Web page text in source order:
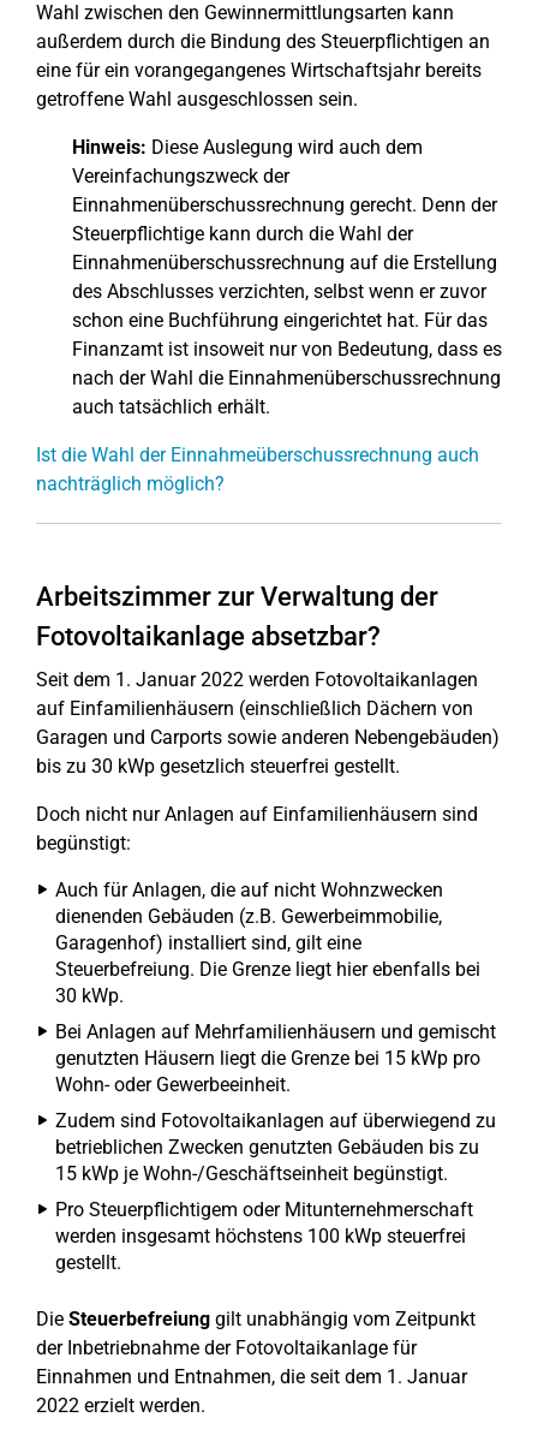
Wahl zwischen den Gewinnermittlungsarten kann
außerdem durch die Bindung des Steuerpflichtigen an
eine für ein vorangegangenes Wirtschaftsjahr bereits
getroffene Wahl ausgeschlossen sein.
Hinweis: Diese Auslegung wird auch dem
Vereinfachungszweck der
Einnahmenüberschussrechnung gerecht. Denn der
Steuerpflichtige kann durch die Wahl der
Einnahmenüberschussrechnung auf die Erstellung
des Abschlusses verzichten, selbst wenn er zuvor
schon eine Buchführung eingerichtet hat. Für das
Finanzamt ist insoweit nur von Bedeutung, dass es
nach der Wahl die Einnahmenüberschussrechnung
auch tatsächlich erhält.
Ist die Wahl der Einnahmeüberschussrechnung auch
nachträglich möglich?
Arbeitszimmer zur Verwaltung der
Fotovoltaikanlage absetzbar?
Seit dem 1. Januar 2022 werden Fotovoltaikanlagen
auf Einfamilienhäusern (einschließlich Dächern von
Garagen und Carports sowie anderen Nebengebäuden)
bis zu 30 kWp gesetzlich steuerfrei gestellt.
Doch nicht nur Anlagen auf Einfamilienhäusern sind
begünstigt:
Auch für Anlagen, die auf nicht Wohnzwecken
dienenden Gebäuden (z.B. Gewerbeimmobilie,
Garagenhof) installiert sind, gilt eine
Steuerbefreiung. Die Grenze liegt hier ebenfalls bei
30 kWp.
Bei Anlagen auf Mehrfamilienhäusern und gemischt
genutzten Häusern liegt die Grenze bei 15 kWp pro
Wohn- oder Gewerbeeinheit.
Zudem sind Fotovoltaikanlagen auf überwiegend zu
betrieblichen Zwecken genutzten Gebäuden bis zu
15 kWp je Wohn-/Geschäftseinheit begünstigt.
Pro Steuerpflichtigem oder Mitunternehmerschaft
werden insgesamt höchstens 100 kWp steuerfrei
gestellt.
Die Steuerbefreiung gilt unabhängig vom Zeitpunkt
der Inbetriebnahme der Fotovoltaikanlage für
Einnahmen und Entnahmen, die seit dem 1. Januar
2022 erzielt werden.